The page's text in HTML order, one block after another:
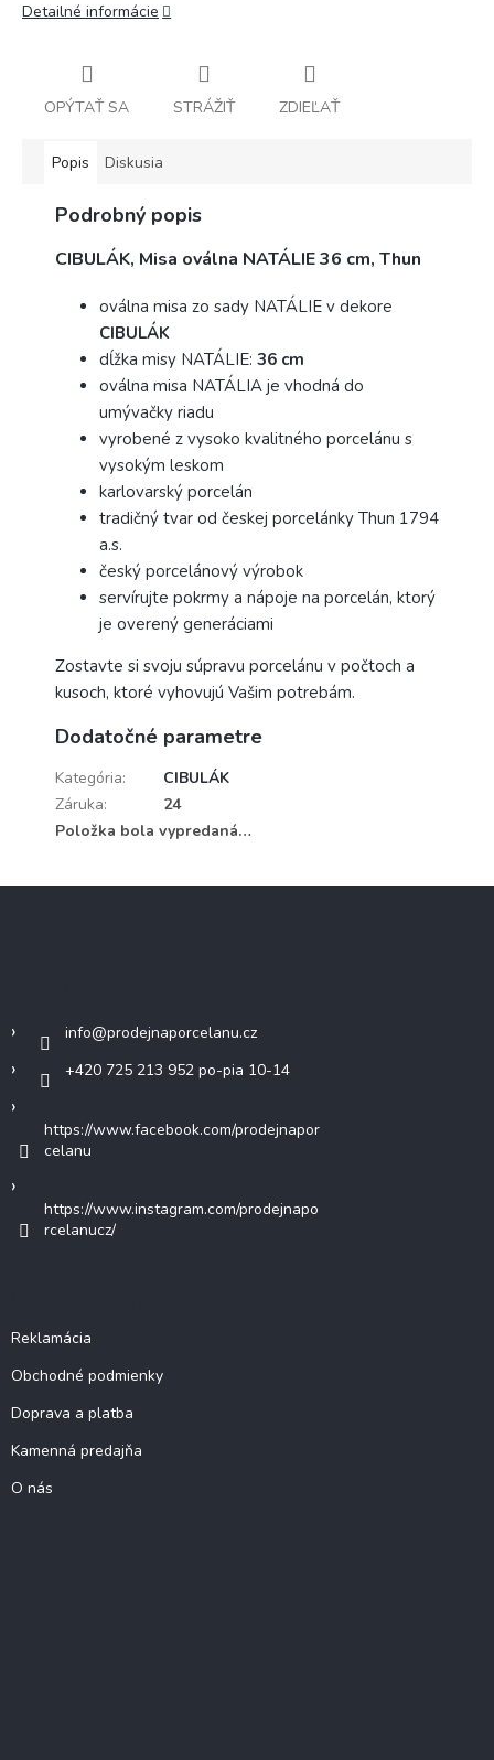
Detailné informácie
OPÝTAŤ SA STRÁŽIŤ ZDIEĽAŤ
Popis Diskusia
Podrobný popis
CIBULÁK, Misa oválna NATÁLIE 36 cm, Thun
oválna misa zo sady NATÁLIE v dekore
CIBULÁK
dĺžka misy NATÁLIE: 36 cm
oválna misa NATÁLIA je vhodná do
umývačky riadu
vyrobené z vysoko kvalitného porcelánu s
vysokým leskom
karlovarský porcelán
tradičný tvar od českej porcelánky Thun 1794
a.s.
český porcelánový výrobok
servírujte pokrmy a nápoje na porcelán, ktorý
je overený generáciami
Zostavte si svoju súpravu porcelánu v počtoch a
kusoch, ktoré vyhovujú Vašim potrebám.
Dodatočné parametre
Kategória:
CIBULÁK
Záruka:
24
Položka bola vypredaná…
info@prodejnaporcelanu.cz
+420 725 213 952 po-pia 10-14
https://www.facebook.com/prodejnapor
celanu
https://www.instagram.com/prodejnapo
rcelanucz/
Reklamácia
Obchodné podmienky
Doprava a platba
Kamenná predajňa
O nás